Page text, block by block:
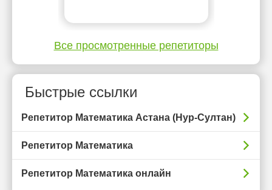
Все просмотренные репетиторы
Быстрые ссылки
Репетитор Математика Астана (Нур-Султан)
Репетитор Математика
Репетитор Математика онлайн